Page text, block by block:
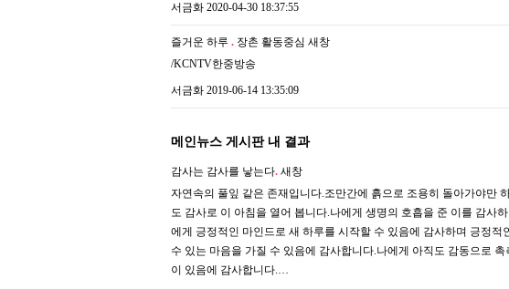
서금화 2020-04-30 18:37:55
즐거운 하루 . 장촌 활동중심 새창
/KCNTV한중방송
서금화 2019-06-14 13:35:09
메인뉴스 게시판 내 결과
감사는 감사를 낳는다. 새창
자연속의 풀잎 같은 존재입니다.조만간에 흙으로 조용히 돌아가야만
도 감사로 이 아침을 열어 봅니다.나에게 생명의 호흡을 준 이를 감사
에게 긍정적인 마인드로 새 하루를 시작할 수 있음에 감사하며 긍정
수 있는 마음을 가질 수 있음에 감사합니다.나에게 아직도 감동으로
이 있음에 감사합니다.…